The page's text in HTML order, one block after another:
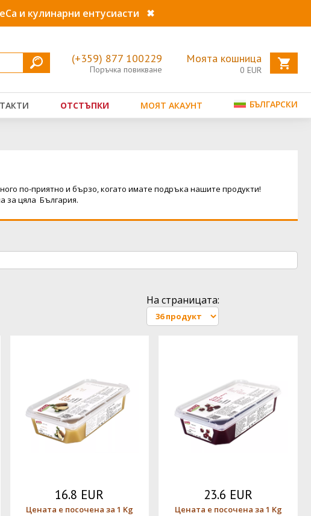
и кулинарни ентусиасти ✖
Моята кошница
0 EUR
(+359) 877 100229
Поръчка повикване
ОТСТЪПКИ МОЯТ АКАУНТ БЪЛГАРСКИ
по-приятно и бързо, когато имате подръка нашите продукти!
за цяла България.
На страницата:
16.8 EUR
Цената е посочена за 1 Kg
23.6 EUR
Цената е посочена за 1 Kg